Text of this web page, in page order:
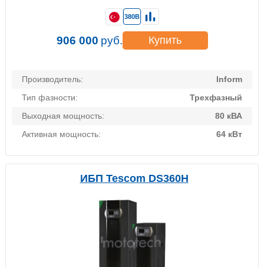
Производитель:
Inform
Тип фазности:
Трехфазный
Выходная мощность:
80 кВА
Активная мощность:
64 кВт
380В
906 000 руб. Купить
ИБП Tescom DS360H